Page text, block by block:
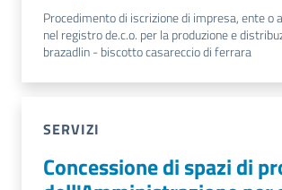
Procedimento di iscrizione di impresa, ente o
nel registro de.c.o. per la produzione e
brazadlin - biscotto casareccio di ferrara
SERVIZI
Concessione di spazi di